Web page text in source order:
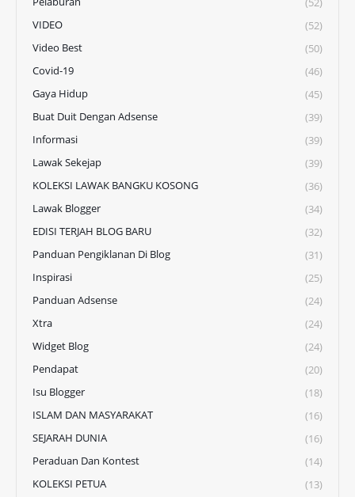
VIDEO
(52)
Video Best
(50)
Covid-19
(46)
Gaya Hidup
(45)
Buat Duit Dengan Adsense
(39)
Informasi
(39)
Lawak Sekejap
(39)
KOLEKSI LAWAK BANGKU KOSONG
(36)
Lawak Blogger
(34)
EDISI TERJAH BLOG BARU
(32)
Panduan Pengiklanan Di Blog
(31)
Inspirasi
(25)
Panduan Adsense
(24)
Xtra
(24)
Widget Blog
(24)
Pendapat
(20)
Isu Blogger
(18)
ISLAM DAN MASYARAKAT
(16)
SEJARAH DUNIA
(16)
Peraduan Dan Kontest
(14)
KOLEKSI PETUA
(13)